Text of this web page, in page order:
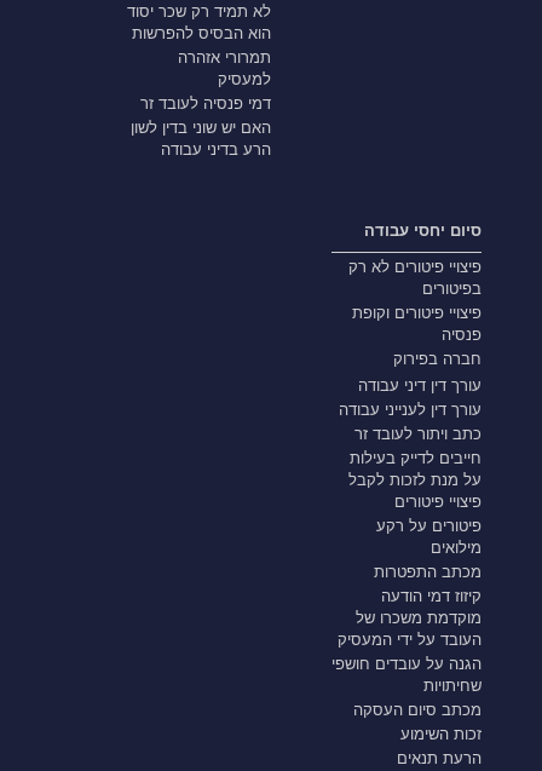
לא תמיד רק שכר יסוד
הוא הבסיס להפרשות
תמרורי אזהרה
למעסיק
דמי פנסיה לעובד זר
האם יש שוני בדין לשון
הרע בדיני עבודה
סיום יחסי עבודה
פיצויי פיטורים לא רק
בפיטורים
פיצויי פיטורים וקופת
פנסיה
חברה בפירוק
עורך דין דיני עבודה
עורך דין לענייני עבודה
כתב ויתור לעובד זר
חייבים לדייק בעילות
על מנת לזכות לקבל
פיצויי פיטורים
פיטורים על רקע
מילואים
מכתב התפטרות
קיזוז דמי הודעה
מוקדמת משכרו של
העובד על ידי המעסיק
הגנה על עובדים חושפי
שחיתויות
מכתב סיום העסקה
זכות השימוע
הרעת תנאים